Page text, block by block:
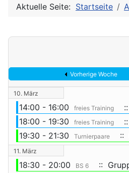
Aktuelle Seite: Startseite
Vorherige Woche
10. März
14:00 - 16:00 freies Training
18:00 - 19:30
freies Training
19:30 - 21:30
Turnierpaare ::
11. März
18:30 - 20:00 BS 6
::